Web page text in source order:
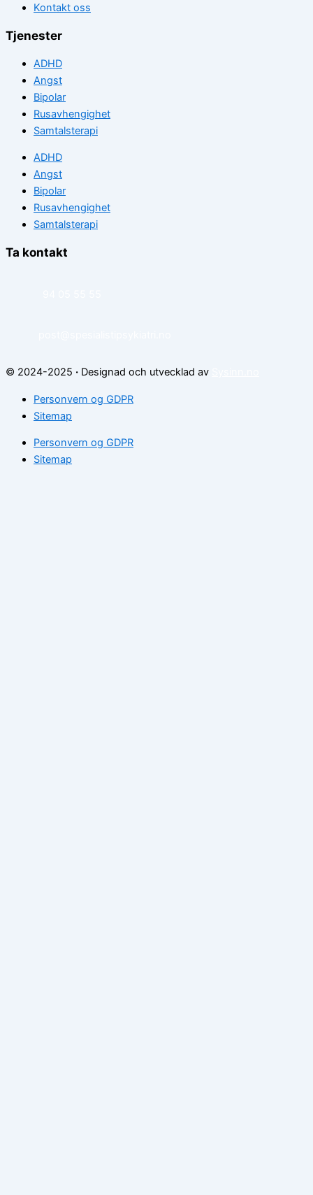
Kontakt oss
Tjenester
ADHD
Angst
Bipolar
Rusavhengighet
Samtalsterapi
ADHD
Angst
Bipolar
Rusavhengighet
Samtalsterapi
Ta kontakt
© 2024-2025 · Designad och utvecklad av
Personvern og GDPR
Sitemap
Personvern og GDPR
Sitemap